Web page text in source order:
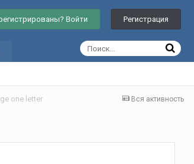
Войти Регистрация
Вся активность
one letter